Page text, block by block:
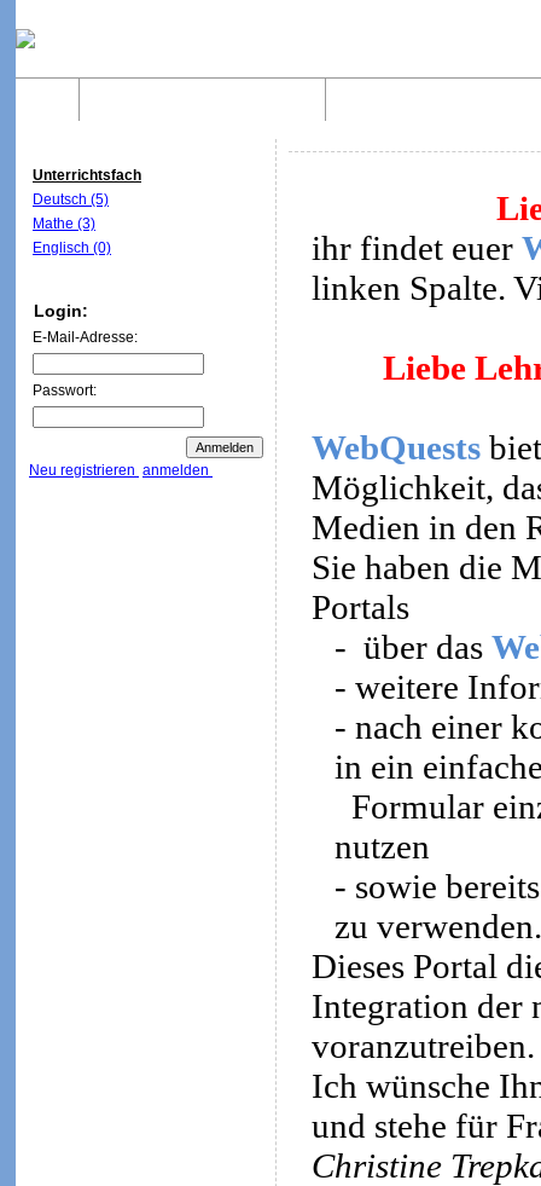
Unterrichtsfach
Deutsch (5)
Mathe (3)
Englisch (0)
Login:
E-Mail-Adresse:
Passwort:
Neu registrieren anmelden
ihr findet euer
linken Spalte.
Liebe
WebQuests
Möglichkeit,
Medien in den
Sie haben die
Portals
- über das
- weitere
- nach einer
in ein
Formular
nutzen
- sowie
zu verwenden.
Dieses Portal
Integration der
voranzutreiben.
Ich wünsche
und stehe für
Christine